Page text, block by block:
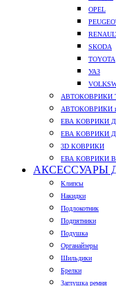
OPEL
SKODA
TOYOTA
УАЗ
АВТОКОВРИКИ
АВТОКОВРИКИ
ЕВА КОВРИКИ
ЕВА КОВРИКИ
3D КОВРИКИ
ЕВА КОВРИКИ
АКСЕССУАРЫ
Клипсы
Накидки
Подлокотник
Подпятники
Подушка
Органайзеры
Шильдики
Брелки
Заглушка ремня